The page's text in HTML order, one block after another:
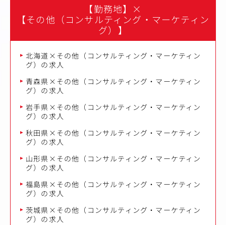
【勤務地】
×
【その他（コンサルティング・マーケティン
グ）】
北海道×その他（コンサルティング・マーケティン
グ）の求人
青森県×その他（コンサルティング・マーケティン
グ）の求人
岩手県×その他（コンサルティング・マーケティン
グ）の求人
秋田県×その他（コンサルティング・マーケティン
グ）の求人
山形県×その他（コンサルティング・マーケティン
グ）の求人
福島県×その他（コンサルティング・マーケティン
グ）の求人
茨城県×その他（コンサルティング・マーケティン
グ）の求人